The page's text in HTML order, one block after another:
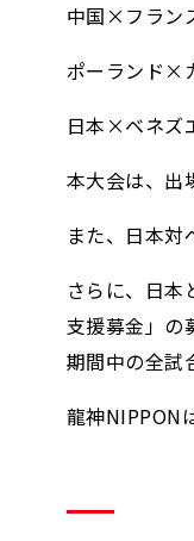
中国×フラン
ポーランド×
日本×ベネズ
本大会は、出
また、日本対
さらに、日本
支援募金」の
期間中の全試
龍神NIPPON